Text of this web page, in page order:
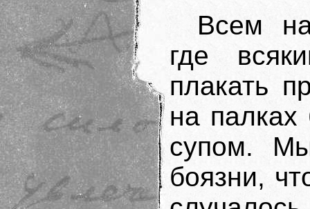
Всем
где
плакать
на палках
супом.
боязни,